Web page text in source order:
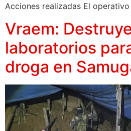
Acciones realizadas El
Vraem:
laboratorios
droga en